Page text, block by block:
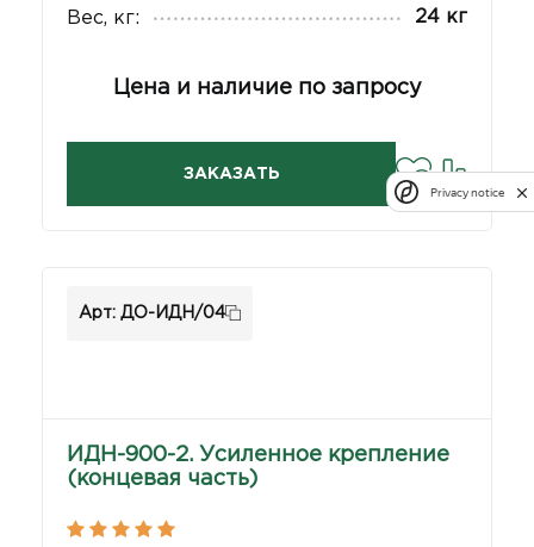
Вес, кг: 24 кг
Цена и наличие по запросу
ЗАКАЗАТЬ
Арт: ДО-ИДН/04
ИДН-900-2. Усиленное крепление
(концевая часть)
Privacy notice